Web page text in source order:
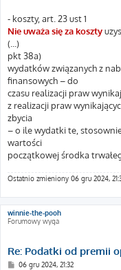
- koszty, art. 23 ust 1
Nie uważa się za koszty
(...)
pkt 38a)
wydatków związanych z
finansowych – do
czasu realizacji praw
z realizacji praw
zbycia
– o ile wydatki te,
wartości
początkowej środka
Ostatnio zmieniony 06 gru 2024,
winnie-the-pooh
Forumowy wyga
Re: Podatki od premii
P06 gru 2024, 21:32